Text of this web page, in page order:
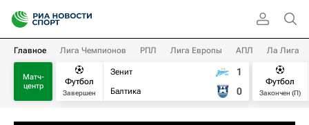
Главное Лига Чемпионов РПЛ Лига Европы АПЛ Ла Лига
Матч-
центр
Футбол
Завершен
Зенит
Балтика
1
0
Футбол
Закончен (П)